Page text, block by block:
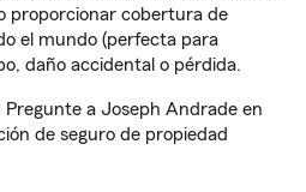
proporcionar cobertura de
el mundo (perfecta para
daño accidental o pérdida.
a Joseph Andrade en
de seguro de propiedad